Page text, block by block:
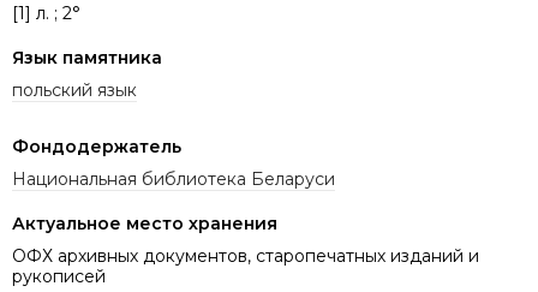
[1] л. ; 2°
Язык памятника
польский язык
Фондодержатель
Национальная библиотека Беларуси
Актуальное место хранения
ОФХ архивных документов, старопечатных изданий и
рукописей